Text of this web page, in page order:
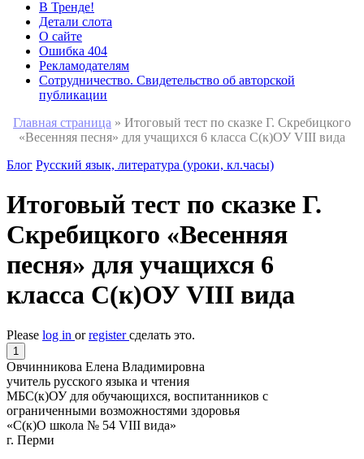
В Тренде!
Детали слота
О сайте
Ошибка 404
Рекламодателям
Сотрудничество. Свидетельство об авторской
публикации
Главная страница » Итоговый тест по сказке Г. Скребицкого
«Весенняя песня» для учащихся 6 класса С(к)ОУ VIII вида
Блог Русский язык, литература (уроки, кл.часы)
Итоговый тест по сказке Г.
Скребицкого «Весенняя
песня» для учащихся 6
класса С(к)ОУ VIII вида
Please log in orregisterсделать это.
1
Овчинникова Елена Владимировна
учитель русского языка и чтения
МБС(к)ОУ для обучающихся, воспитанников с
ограниченными возможностями здоровья
«С(к)О школа № 54 VIII вида»
г. Перми